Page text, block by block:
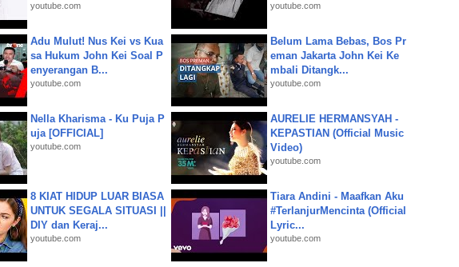
youtube.com youtube.com
Adu Mulut! Nus Kei vs Kua
sa Hukum John Kei Soal P
enyerangan B...
youtube.com
Belum Lama Bebas, Bos Pr
eman Jakarta John Kei Ke
mbali Ditangk...
youtube.com
Nella Kharisma - Ku Puja P
uja [OFFICIAL]
youtube.com
AURELIE HERMANSYAH -
KEPASTIAN (Official Music
Video)
youtube.com
8 KIAT HIDUP LUAR BIASA
UNTUK SEGALA SITUASI ||
DIY dan Keraj...
youtube.com
Tiara Andini - Maafkan Aku
#TerlanjurMencinta (Official
Lyric...
youtube.com